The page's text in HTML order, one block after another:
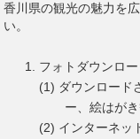
香川県の観光の魅力を
い。
フォトダウンロ
ダウンロード
ー、絵はが
インターネッ